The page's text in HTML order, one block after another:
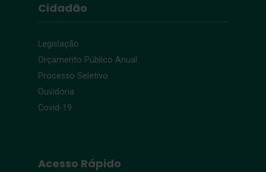
Cidadão
Legislação
Orçamento Público Anual
Processo Seletivo
Ouvidoria
Covid-19
Acesso Rápido